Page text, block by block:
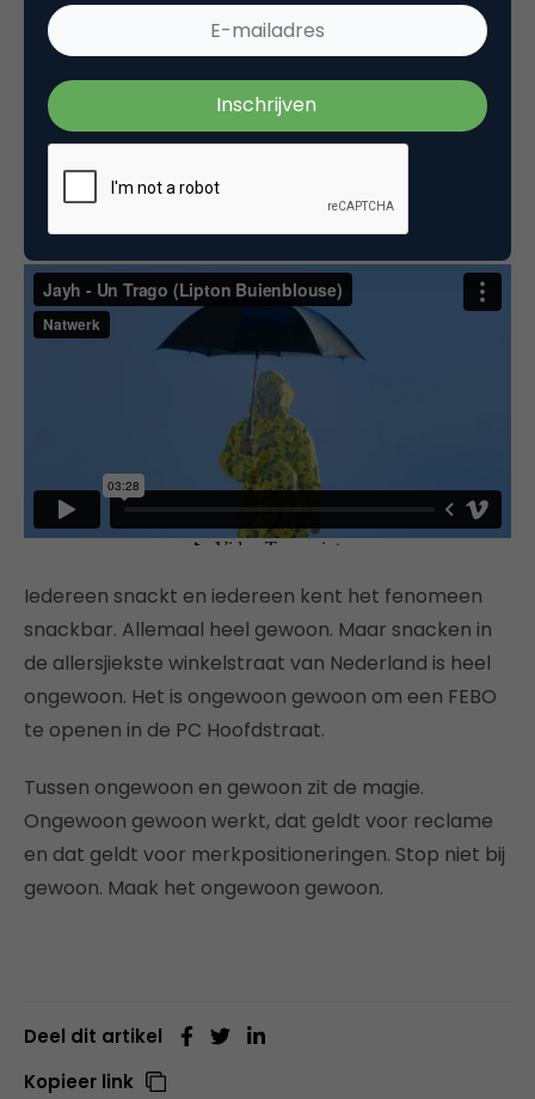
gewoon. Net als dat het gewoon is om op dit
moment een Hawaii blouse te dragen: die is in. Het is
ongewoon gewoon om een regenjas op de markt
te brengen in de vorm van een Hawaii blouse, zoals
waarmaakt dat het de zomer faciliteert.
Iedereen snackt en iedereen kent het fenomeen
snackbar. Allemaal heel gewoon. Maar snacken in
de allersjiekste winkelstraat van Nederland is heel
ongewoon. Het is ongewoon gewoon om een FEBO
te openen in de PC Hoofdstraat.
Tussen ongewoon en gewoon zit de magie.
Ongewoon gewoon werkt, dat geldt voor reclame
en dat geldt voor merkpositioneringen. Stop niet bij
gewoon. Maak het ongewoon gewoon.
Deel dit artikel
Kopieer link